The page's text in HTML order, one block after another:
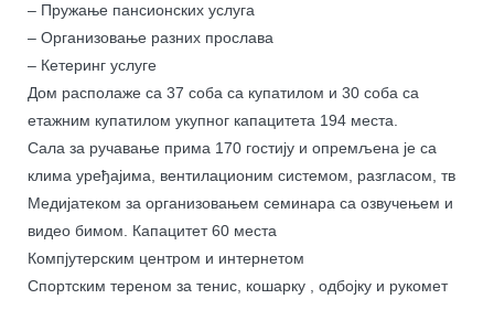
– Пружање пансионских услуга
– Организовање разних прослава
– Кетеринг услуге
Дом располаже са 37 соба са купатилом и 30 соба са
етажним купатилом укупног капацитета 194 места.
Сала за ручавање прима 170 гостију и опремљена је са
клима уређајима, вентилационим системом, разгласом, тв
Медијатеком за организовањем семинара са озвучењем и
видео бимом. Капацитет 60 места
Компјутерским центром и интернетом
Спортским тереном за тенис, кошарку , одбојку и рукомет